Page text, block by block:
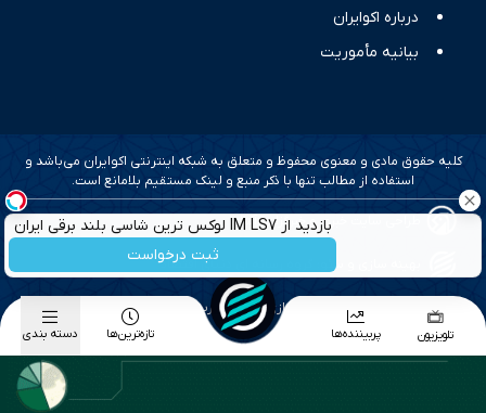
بازدید از IM LS7 لوکس ترین شاسی بلند برقی ایران
در باشگاه انقلاب
ثبت درخواست
درباره اکوایران
بیانیه مأموریت
کلیه حقوق مادی و معنوی محفوظ و متعلق به شبکه اینترنتی اکوایران می‌باشد و
استفاده از مطالب تنها با ذکر منبع و لینک مستقیم بلامانع است.
طراحی سایت خبری و خبرگزاری آسام
بهینه سازی و سئو؛ گروه رسانه ای دنیای اقتصاد
طراحی گرافیک و پیاده سازی؛ برآیند تجربه
تلویزیون پربیننده‌ها تازه‌ترین‌ها دسته بندی